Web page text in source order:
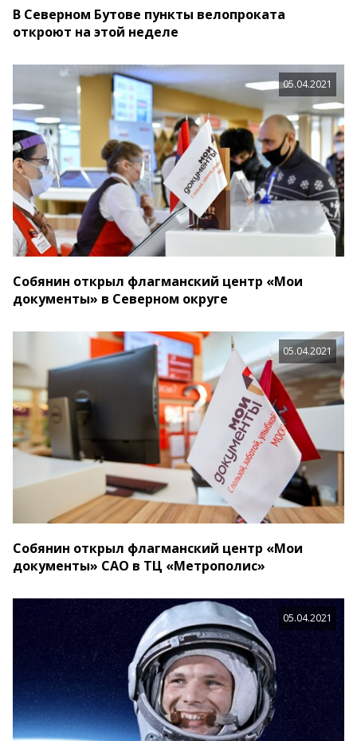
В Северном Бутове пункты велопроката
откроют на этой неделе
05.04.2021
Собянин открыл флагманский центр «Мои
документы» в Северном округе
05.04.2021
Собянин открыл флагманский центр «Мои
документы» САО в ТЦ «Метрополис»
05.04.2021